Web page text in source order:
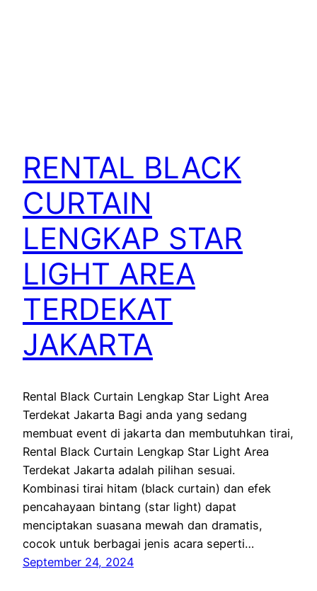
RENTAL BLACK
CURTAIN
LENGKAP STAR
LIGHT AREA
TERDEKAT
JAKARTA
Rental Black Curtain Lengkap Star Light Area
Terdekat Jakarta Bagi anda yang sedang
membuat event di jakarta dan membutuhkan tirai,
Rental Black Curtain Lengkap Star Light Area
Terdekat Jakarta adalah pilihan sesuai.
Kombinasi tirai hitam (black curtain) dan efek
pencahayaan bintang (star light) dapat
menciptakan suasana mewah dan dramatis,
cocok untuk berbagai jenis acara seperti…
September 24, 2024